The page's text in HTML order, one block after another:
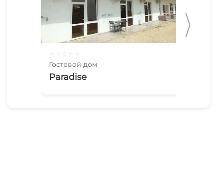
Гостевой дом
Paradise